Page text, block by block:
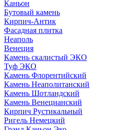
Каньон
Бутовый камень
Кирпич-Антик
Фасадная плитка
Неаполь
Венеция
Камень скалистый ЭКО
Туф ЭКО
Камень Флорентийский
Камень Неаполитанский
Камень Шотландский
Камень Венецианский
Кирпич Рустикальный
Ригель Немецкий